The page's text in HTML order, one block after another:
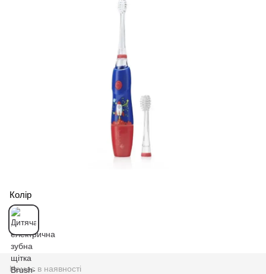
Колір
Немає в наявності